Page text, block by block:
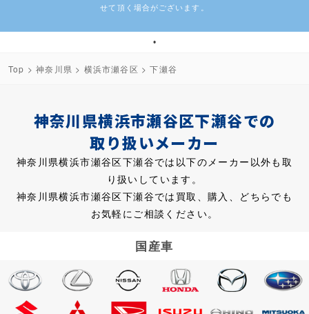
せて頂く場合がございます。
1
Top >神奈川県 > 横浜市瀬谷区 > 下瀬谷
神奈川県横浜市瀬谷区下瀬谷での
取り扱いメーカー
神奈川県横浜市瀬谷区下瀬谷では以下のメーカー以外も取
り扱いしています。
神奈川県横浜市瀬谷区下瀬谷では買取、購入、どちらでも
お気軽にご相談ください。
国産車